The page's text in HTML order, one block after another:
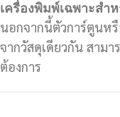
เครื่องพิมพ์เฉพาะสำ
นอกจากนี้ตัวการ์ตูนห
จากวัสดุเดียวกัน สาม
ต้องการ